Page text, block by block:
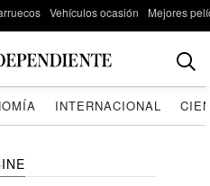
Vehículos ocasión Mejores
INTERNACIONAL